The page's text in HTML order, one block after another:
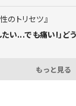
のトリセツ
い...でも痛い!」ど
もっと見る